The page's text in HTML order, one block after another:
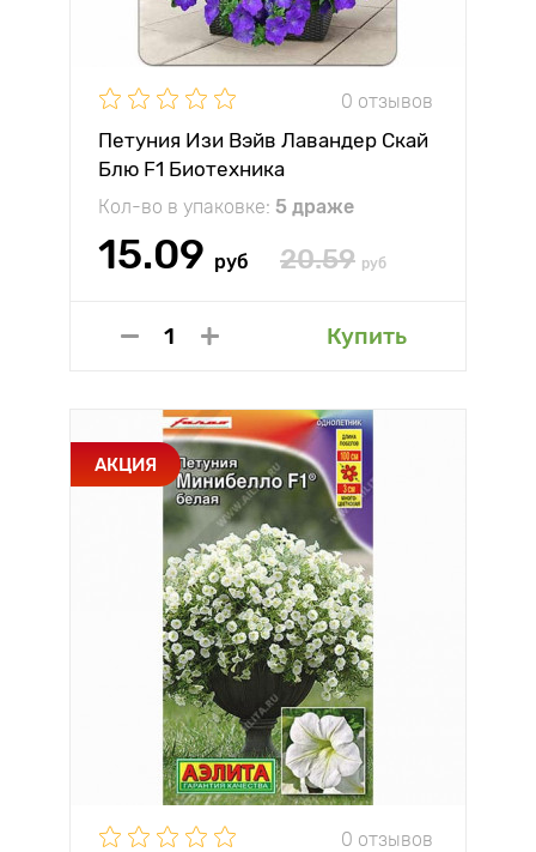
0 отзывов
Петуния Изи Вэйв Лавандер Скай
Блю F1 Биотехника
Кол-во в упаковке: 5 драже
15.09 руб 20.59 руб
Купить
АКЦИЯ
0 отзывов